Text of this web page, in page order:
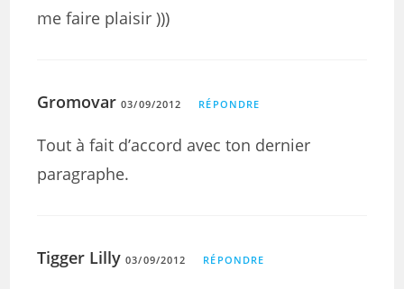
me faire plaisir )))
Gromovar 03/09/2012 RÉPONDRE
Tout à fait d’accord avec ton dernier
paragraphe.
Tigger Lilly 03/09/2012 RÉPONDRE